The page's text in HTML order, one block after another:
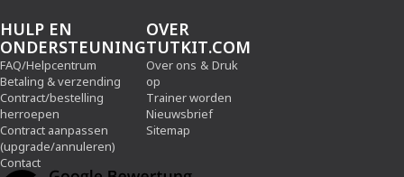
HULP EN
ONDERSTEUNING
FAQ/Helpcentrum
Betaling & verzending
Contract/bestelling
herroepen
Contract aanpassen
(upgrade/annuleren)
Contact
OVER
TUTKIT.COM
Over ons & Druk
op
Trainer worden
Nieuwsbrief
Sitemap